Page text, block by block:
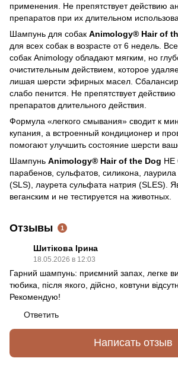
применения. Не препятствует действию
препаратов при их длительном
Шампунь для собак Animology® Hair of
для всех собак в возрасте от 6 недель.
собак Animology обладают мягким, но
очистительным действием, которое
лишая шерсти эфирных масел.
слабо пенится. Не препятствует
препаратов длительного действия.
Формула «легкого смывания» сводит к
купания, а встроенный кондиционер и
помогают улучшить состояние шерсти
Шампунь Animology® Hair of the Dog НЕ
парабенов, сульфатов, силикона,
(SLS), лаурета сульфата натрия (SLES).
веганским и не тестируется на животных.
Отзывы 1
Шитікова Ірина
18.05.2026 в 12:03
Гарний шампунь: приємний запах, легке
тюбика, після якого, дійсно, ковтуни
Рекомендую!
Ответить
Написать отзыв